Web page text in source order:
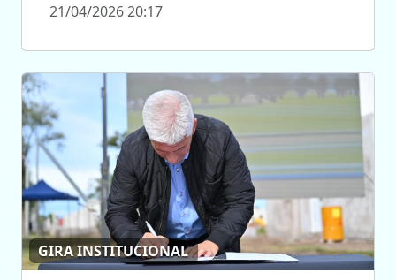
21/04/2026 20:17
GIRA INSTITUCIONAL